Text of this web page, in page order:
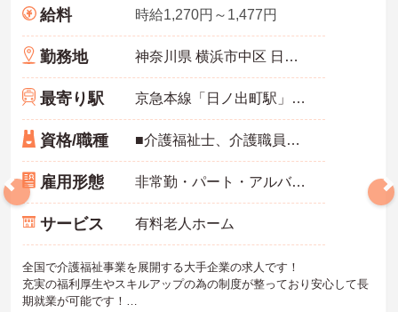
給料 時給1,270円～1,477円
勤務地 神奈川県 横浜市中区 日ノ出町1-200
最寄り駅 京急本線「日ノ出町駅」徒歩1分
資格/職種 ■介護福祉士、介護職員実務者研修、介護職員初任者研修、ホームヘルパー1級、ホームヘルパー2級いずれかの資格をお持ちの方 ※介護経験あれば尚可 ※無資格・未経験相談可能
雇用形態 非常勤・パート・アルバイト
サービス 有料老人ホーム
全国で介護福祉事業を展開する大手企業の求人です！
充実の福利厚生やスキルアップの為の制度が整っており安心して長
期就業が可能です！